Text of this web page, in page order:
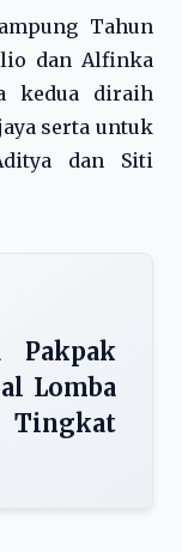
Tahun
dan Alfinka
kedua diraih
serta untuk
dan Siti
Pakpak
Lomba